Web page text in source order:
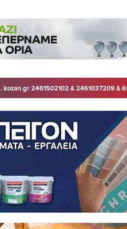
kozan.gr 2461502102 & 2461037209 &